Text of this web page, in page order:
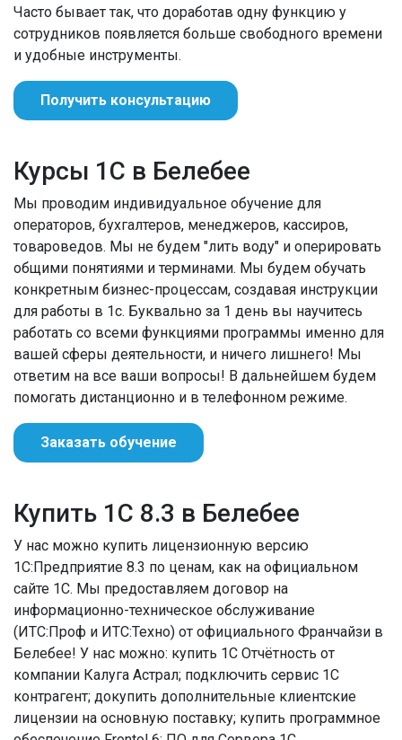
Часто бывает так, что доработав одну функцию у
сотрудников появляется больше свободного времени
и удобные инструменты.
Получить консультацию
Курсы 1С в Белебее
Мы проводим индивидуальное обучение для
операторов, бухгалтеров, менеджеров, кассиров,
товароведов. Мы не будем "лить воду" и оперировать
общими понятиями и терминами. Мы будем обучать
конкретным бизнес-процессам, создавая инструкции
для работы в 1с. Буквально за 1 день вы научитесь
работать со всеми функциями программы именно для
вашей сферы деятельности, и ничего лишнего! Мы
ответим на все ваши вопросы! В дальнейшем будем
помогать дистанционно и в телефонном режиме.
Заказать обучение
Купить 1С 8.3 в Белебее
У нас можно купить лицензионную версию
1С:Предприятие 8.3 по ценам, как на официальном
сайте 1С. Мы предоставляем договор на
информационно-техническое обслуживание
(ИТС:Проф и ИТС:Техно) от официального Франчайзи в
Белебее! У нас можно: купить 1С Отчётность от
компании Калуга Астрал; подключить сервис 1С
контрагент; докупить дополнительные клиентские
лицензии на основную поставку; купить программное